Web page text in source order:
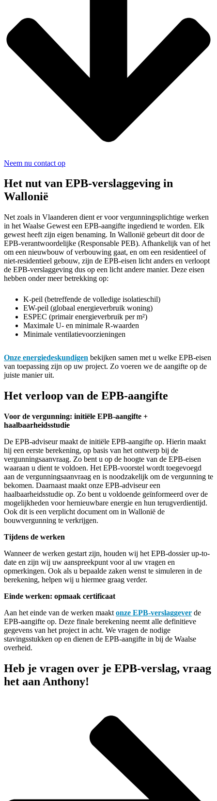
Neem nu contact op
Het nut van EPB-verslaggeving in
Wallonië
Net zoals in Vlaanderen dient er voor vergunningsplichtige werken
in het Waalse Gewest een EPB-aangifte ingediend te worden. Elk
gewest heeft zijn eigen benaming. In Wallonië gebeurt dit door de
EPB-verantwoordelijke (Responsable PEB). Afhankelijk van of het
om een nieuwbouw of verbouwing gaat, en om een residentieel of
niet-residentieel gebouw, zijn de EPB-eisen licht anders en verloopt
de EPB-verslaggeving dus op een licht andere manier. Deze eisen
hebben onder meer betrekking op:
K-peil (betreffende de volledige isolatieschil)
EW-peil (globaal energieverbruik woning)
ESPEC (primair energieverbruik per m²)
Maximale U- en minimale R-waarden
Minimale ventilatievoorzieningen
Onze energiedeskundigen bekijken samen met u welke EPB-eisen
van toepassing zijn op uw project. Zo voeren we de aangifte op de
juiste manier uit.
Het verloop van de EPB-aangifte
Voor de vergunning: initiële EPB-aangifte +
haalbaarheidsstudie
De EPB-adviseur maakt de initiële EPB-aangifte op. Hierin maakt
hij een eerste berekening, op basis van het ontwerp bij de
vergunningsaanvraag. Zo bent u op de hoogte van de EPB-eisen
waaraan u dient te voldoen. Het EPB-voorstel wordt toegevoegd
aan de vergunningsaanvraag en is noodzakelijk om de vergunning te
bekomen. Daarnaast maakt onze EPB-adviseur een
haalbaarheidsstudie op. Zo bent u voldoende geïnformeerd over de
mogelijkheden voor hernieuwbare energie en hun terugverdientijd.
Ook dit is een verplicht document om in Wallonië de
bouwvergunning te verkrijgen.
Tijdens de werken
Wanneer de werken gestart zijn, houden wij het EPB-dossier up-to-
date en zijn wij uw aanspreekpunt voor al uw vragen en
opmerkingen. Ook als u bepaalde zaken wenst te simuleren in de
berekening, helpen wij u hiermee graag verder.
Einde werken: opmaak certificaat
Aan het einde van de werken maakt onze EPB-verslaggever de
EPB-aangifte op. Deze finale berekening neemt alle definitieve
gegevens van het project in acht. We vragen de nodige
stavingsstukken op en dienen de EPB-aangifte in bij de Waalse
overheid.
Heb je vragen over je EPB-verslag, vraag
het aan Anthony!​